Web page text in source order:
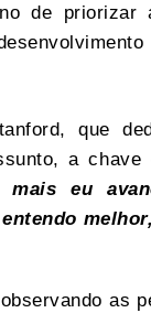
de priorizar
que
a
mais eu
as